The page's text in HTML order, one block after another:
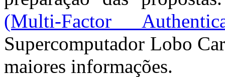
(Multi-Factor
Supercomputador Lobo
maiores informações.